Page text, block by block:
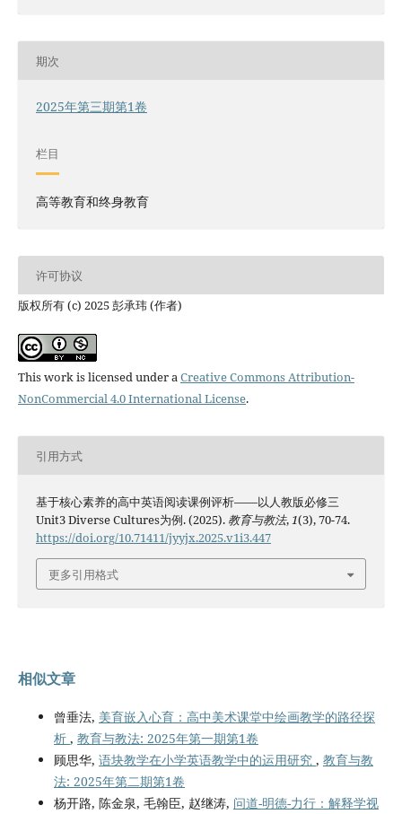
期次
2025年第三期第1卷
栏目
高等教育和终身教育
许可协议
版权所有 (c) 2025 彭承玮 (作者)
This work is licensed under aCreative Commons Attribution-
NonCommercial 4.0 International License.
引用方式
基于核心素养的高中英语阅读课例评析——以人教版必修三
Unit3 Diverse Cultures为例. (2025). 教育与教法,1(3), 70-74.
https://doi.org/10.71411/jyyjx.2025.v1i3.447
更多引用格式
相似文章
曾垂法, 美育嵌入心育：高中美术课堂中绘画教学的路径探
析 , 教育与教法: 2025年第一期第1卷
顾思华, 语块教学在小学英语教学中的运用研究 , 教育与教
法: 2025年第二期第1卷
杨开路, 陈金泉, 毛翰臣, 赵继涛, 问道-明德-力行：解释学视